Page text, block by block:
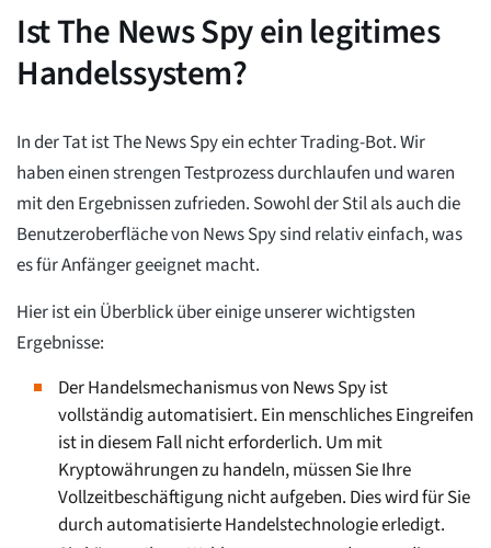
Ist The News Spy ein legitimes
Handelssystem?
In der Tat ist The News Spy ein echter Trading-Bot. Wir
haben einen strengen Testprozess durchlaufen und waren
mit den Ergebnissen zufrieden. Sowohl der Stil als auch die
Benutzeroberfläche von News Spy sind relativ einfach, was
es für Anfänger geeignet macht.
Hier ist ein Überblick über einige unserer wichtigsten
Ergebnisse:
Der Handelsmechanismus von News Spy ist
vollständig automatisiert. Ein menschliches Eingreifen
ist in diesem Fall nicht erforderlich. Um mit
Kryptowährungen zu handeln, müssen Sie Ihre
Vollzeitbeschäftigung nicht aufgeben. Dies wird für Sie
durch automatisierte Handelstechnologie erledigt.